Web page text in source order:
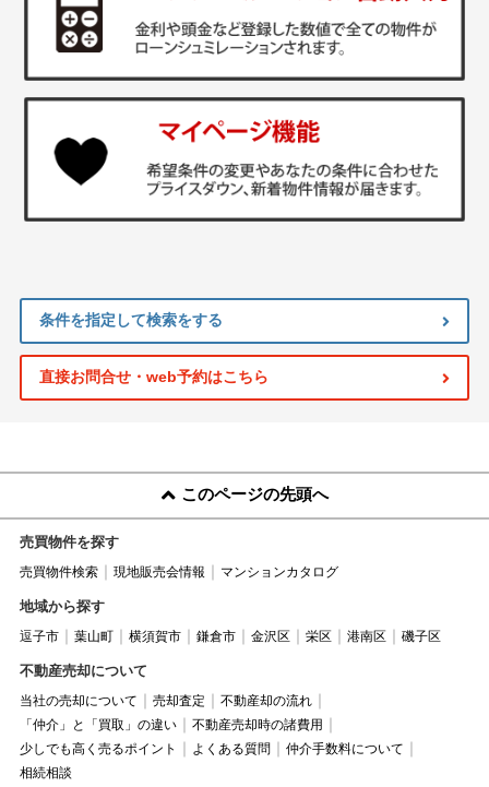
条件を指定して検索をする
直接お問合せ・web予約はこちら
このページの先頭へ
売買物件を探す
売買物件検索 現地販売会情報 マンションカタログ
地域から探す
逗子市 葉山町 横須賀市 鎌倉市 金沢区 栄区 港南区 磯子区
不動産売却について
当社の売却について 売却査定
不動産却の流れ
「仲介」と「買取」の違い
不動産売却時の諸費用
少しでも高く売るポイント
よくある質問
仲介手数料について
相続相談